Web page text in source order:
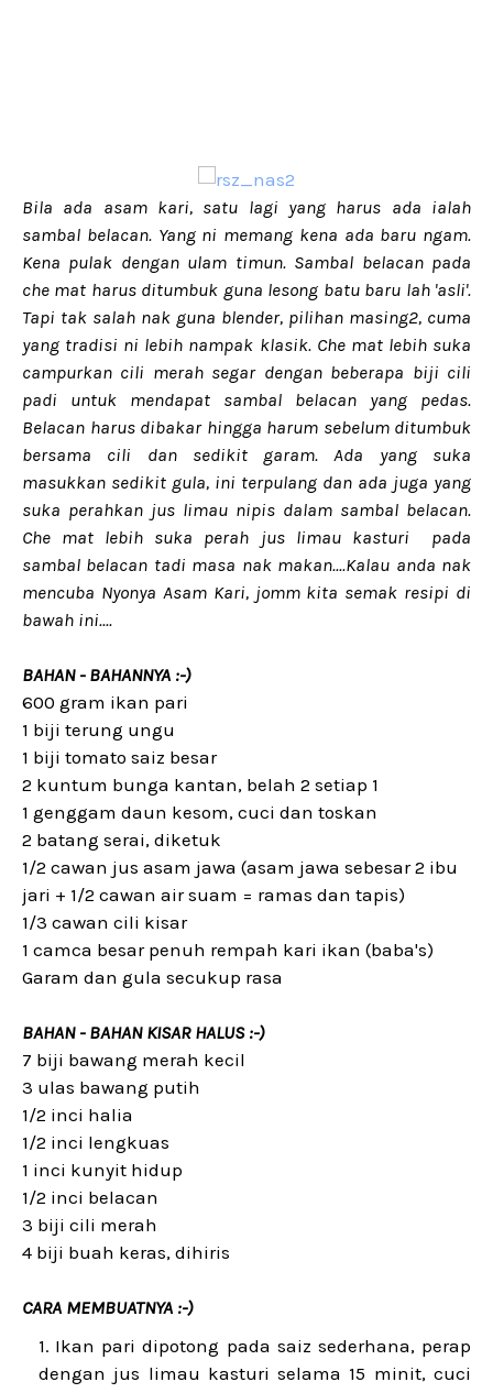
Bila ada asam kari, satu lagi yang harus ada ialah
sambal belacan. Yang ni memang kena ada baru ngam.
Kena pulak dengan ulam timun. Sambal belacan pada
che mat harus ditumbuk guna lesong batu baru lah 'asli'.
Tapi tak salah nak guna blender, pilihan masing2, cuma
yang tradisi ni lebih nampak klasik. Che mat lebih suka
campurkan cili merah segar dengan beberapa biji cili
padi untuk mendapat sambal belacan yang pedas.
Belacan harus dibakar hingga harum sebelum ditumbuk
bersama cili dan sedikit garam. Ada yang suka
masukkan sedikit gula, ini terpulang dan ada juga yang
suka perahkan jus limau nipis dalam sambal belacan.
Che mat lebih suka perah jus limau kasturi pada
sambal belacan tadi masa nak makan....Kalau anda nak
mencuba Nyonya Asam Kari, jomm kita semak resipi di
bawah ini....
BAHAN - BAHANNYA :-)
600 gram ikan pari
1 biji terung ungu
1 biji tomato saiz besar
2 kuntum bunga kantan, belah 2 setiap 1
1 genggam daun kesom, cuci dan toskan
2 batang serai, diketuk
1/2 cawan jus asam jawa (asam jawa sebesar 2 ibu
jari + 1/2 cawan air suam = ramas dan tapis)
1/3 cawan cili kisar
1 camca besar penuh rempah kari ikan (baba's)
Garam dan gula secukup rasa
BAHAN - BAHAN KISAR HALUS :-)
7 biji bawang merah kecil
3 ulas bawang putih
1/2 inci halia
1/2 inci lengkuas
1 inci kunyit hidup
1/2 inci belacan
3 biji cili merah
4 biji buah keras, dihiris
CARA MEMBUATNYA :-)
Ikan pari dipotong pada saiz sederhana, perap
dengan jus limau kasturi selama 15 minit, cuci